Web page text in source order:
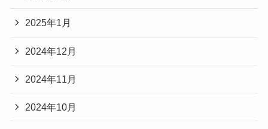
2025年1月
2024年12月
2024年11月
2024年10月